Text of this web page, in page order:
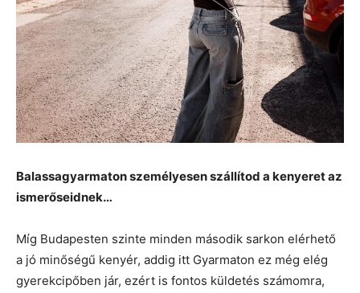
Balassagyarmaton személyesen szállítod a kenyeret az
ismerőseidnek…
Míg Budapesten szinte minden második sarkon elérhető
a jó minőségű kenyér, addig itt Gyarmaton ez még elég
gyerekcipőben jár, ezért is fontos küldetés számomra,